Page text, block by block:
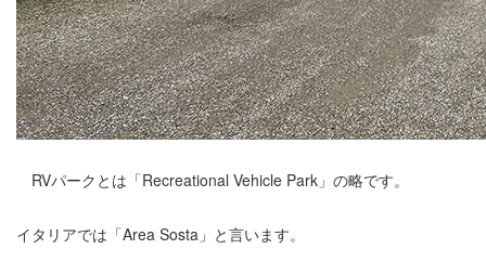
RVパークとは「Recreational Vehicle Park」の略です。
イタリアでは「Area Sosta」と言います。